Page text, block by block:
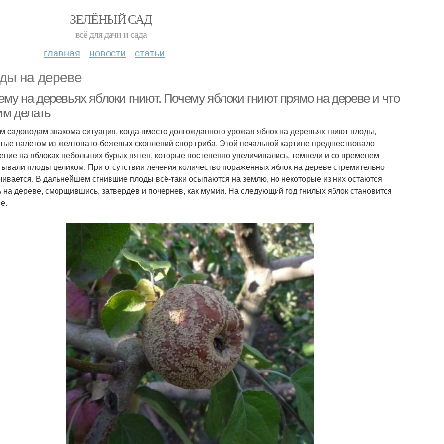
ЗЕЛЁНЫЙ САД
всё для дачи и сада
главная новости статьи
на дереве
на деревьях яблоки гниют. Почему яблоки гниют прямо на дереве и что
делать
садоводам знакома ситуация, когда вместо долгожданного урожая яблок на деревьях гниют плоды,
налетом из желтовато-бежевых скоплений спор гриба. Этой печальной картине предшествовало
на яблоках небольших бурых пятен, которые постепенно увеличивались, темнели и со временем
плоды целиком. При отсутствии лечения количество пораженных яблок на дереве стремительно
В дальнейшем сгнившие плоды всё-таки осыпаются на землю, но некоторые из них остаются
на дереве, сморщившись, затвердев и почернев, как мумии. На следующий год гнилых яблок становится